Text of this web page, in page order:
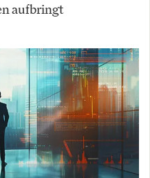
aufbringt